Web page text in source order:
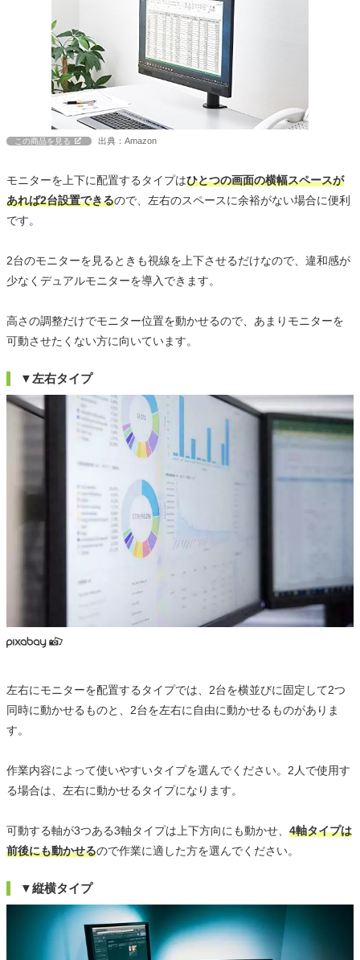
この商品を見る 出典：Amazon
モニターを上下に配置するタイプはひとつの画面の横幅スペースが
あれば2台設置できるので、左右のスペースに余裕がない場合に便利
です。
2台のモニターを見るときも視線を上下させるだけなので、違和感が
少なくデュアルモニターを導入できます。
高さの調整だけでモニター位置を動かせるので、あまりモニターを
可動させたくない方に向いています。
▼左右タイプ
左右にモニターを配置するタイプでは、2台を横並びに固定して2つ
同時に動かせるものと、2台を左右に自由に動かせるものがありま
す。
作業内容によって使いやすいタイプを選んでください。2人で使用す
る場合は、左右に動かせるタイプになります。
可動する軸が3つある3軸タイプは上下方向にも動かせ、 4軸タイプは
前後にも動かせるので作業に適した方を選んでください。
▼縦横タイプ